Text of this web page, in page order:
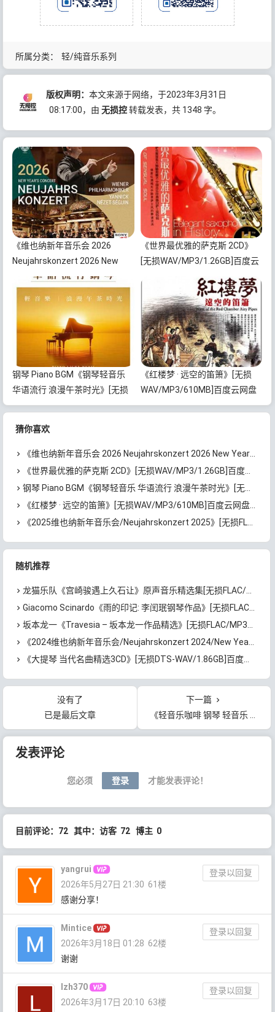
所属分类： 轻/纯音乐系列
版权声明：本文来源于网络，于2023年3月31日
08:17:00，由无损控转载发表，共 1348 字。
《维也纳新年音乐会 2026
Neujahrskonzert 2026 New
Year’s Concert 2026》[无损
FLAC/MP3/1.95GB]百度云网盘
《世界最优雅的萨克斯 2CD》
[无损WAV/MP3/1.26GB]百度云
钢琴 Piano BGM《钢琴轻音乐
华语流行 浪漫午茶时光》[无损
FLAC/MP3/771MB]百度云网盘
《红楼梦 · 远空的笛箫》[无损
WAV/MP3/610MB]百度云网盘
下载
猜你喜欢
《维也纳新年音乐会 2026 Neujahrskonzert 2026 New Year’s Concert 2026》[无损FLAC/MP3/1.95GB]百度云网盘下载
《世界最优雅的萨克斯 2CD》[无损WAV/MP3/1.26GB]百度云网盘下载
钢琴 Piano BGM《钢琴轻音乐 华语流行 浪漫午茶时光》[无损FLAC/MP3/771MB]百度云网盘下载
《红楼梦 · 远空的笛箫》[无损WAV/MP3/610MB]百度云网盘下载
《2025维也纳新年音乐会/Neujahrskonzert 2025》[无损FLAC/MP3/1.93GB]百度云网盘下载
随机推荐
龙猫乐队《宫崎骏遇上久石让》原声音乐精选集[无损FLAC/MP3/496MB]百度云网盘下载
Giacomo Scinardo《雨的印记: 李闰珉钢琴作品》[无损FLAC/MP3/0.98GB]百度云网盘下载
坂本龙一《Travesia – 坂本龙一作品精选》[无损FLAC/MP3/1.79GB]百度云网盘下载
《2024维也纳新年音乐会/Neujahrskonzert 2024/New Year’s Concert 2024》[无损FLAC/MP3/1.82GB]百度云网盘 下载
《大提琴 当代名曲精选3CD》[无损DTS-WAV/1.86GB]百度云网盘下载
没有了
已是最后文章
下一篇
《轻音乐咖啡 钢琴 轻音乐 读书背景 国语流行曲》[无损FLAC/MP3/833MB]百度云网盘下载
文章导航
发表评论
您必须 登录 才能发表评论！
目前评论：72 其中：访客 72 博主 0
yangrui
登录以回复
2026年5月27日 21:30 61楼
感谢分享！
Mintice
登录以回复
2026年3月18日 01:28 62楼
谢谢
lzh370
登录以回复
2026年3月17日 20:10 63楼